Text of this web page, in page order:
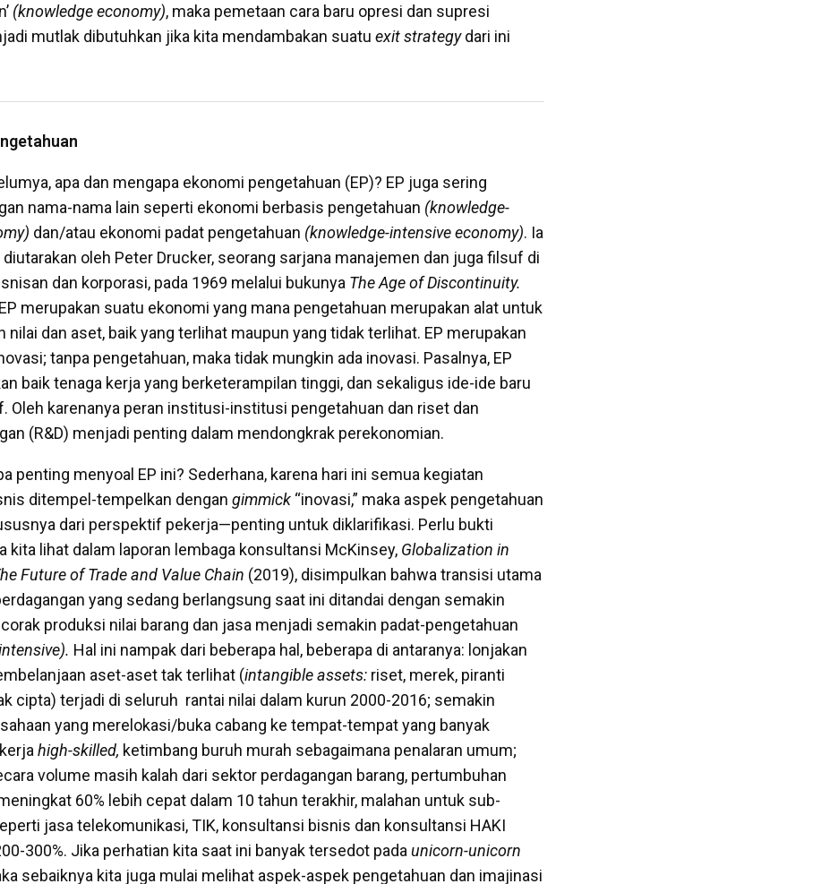
(knowledge economy), maka pemetaan cara baru opresi dan supresi
mutlak dibutuhkan jika kita mendambakan suatu exit strategydari ini
apa dan mengapa ekonomi pengetahuan (EP)? EP juga sering
nama-nama lain seperti ekonomi berbasis pengetahuan (knowledge-
dan/atau ekonomi padat pengetahuan (knowledge-intensive economy). Ia
oleh Peter Drucker, seorang sarjana manajemen dan juga filsuf di
dan korporasi, pada 1969 melalui bukunya The Age of Discontinuity.
merupakan suatu ekonomi yang mana pengetahuan merupakan alat untuk
nilai dan aset, baik yang terlihat maupun yang tidak terlihat. EP merupakan
tanpa pengetahuan, maka tidak mungkin ada inovasi. Pasalnya, EP
baik tenaga kerja yang berketerampilan tinggi, dan sekaligus ide-ide baru
Oleh karenanya peran institusi-institusi pengetahuan dan riset dan
(R&D) menjadi penting dalam mendongkrak perekonomian.
penting menyoal EP ini? Sederhana, karena hari ini semua kegiatan
ditempel-tempelkan dengan gimmick “inovasi,” maka aspek pengetahuan
dari perspektif pekerja—penting untuk diklarifikasi. Perlu bukti
kita lihat dalam laporan lembaga konsultansi McKinsey, Globalization in
Future of Trade and Value Chain (2019), disimpulkan bahwa transisi utama
yang sedang berlangsung saat ini ditandai dengan semakin
produksi nilai barang dan jasa menjadi semakin padat-pengetahuan
Hal ini nampak dari beberapa hal, beberapa di antaranya: lonjakan
aset-aset tak terlihat (intangible assets: riset, merek, piranti
cipta) terjadi di seluruh rantai nilai dalam kurun 2000-2016; semakin
yang merelokasi/buka cabang ke tempat-tempat yang banyak
high-skilled, ketimbang buruh murah sebagaimana penalaran umum;
volume masih kalah dari sektor perdagangan barang, pertumbuhan
60% lebih cepat dalam 10 tahun terakhir, malahan untuk sub-
jasa telekomunikasi, TIK, konsultansi bisnis dan konsultansi HAKI
300%. Jika perhatian kita saat ini banyak tersedot pada unicorn-unicorn
sebaiknya kita juga mulai melihat aspek-aspek pengetahuan dan imajinasi